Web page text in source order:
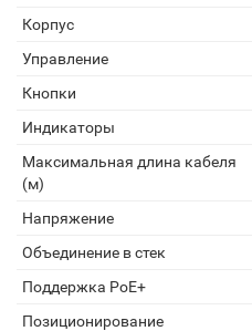
Корпус
Управление
Кнопки
Индикаторы
Максимальная длина кабеля
(м)
Напряжение
Объединение в стек
Поддержка PoE+
Позиционирование